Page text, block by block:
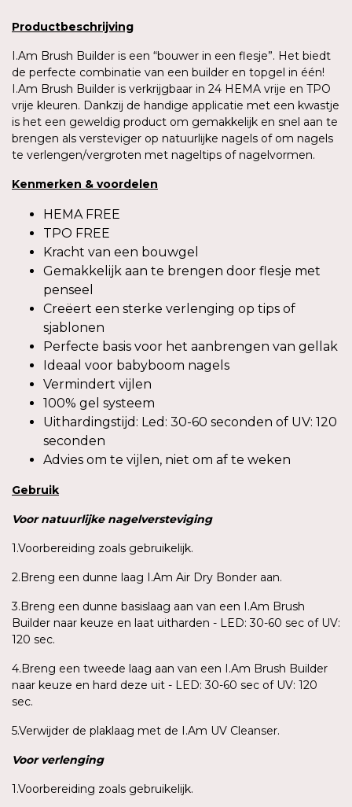
Productbeschrijving
I.Am Brush Builder is een “bouwer in een flesje”. Het biedt
de perfecte combinatie van een builder en topgel in één!
I.Am Brush Builder is verkrijgbaar in 24 HEMA vrije en TPO
vrije kleuren. Dankzij de handige applicatie met een kwastje
is het een geweldig product om gemakkelijk en snel aan te
brengen als versteviger op natuurlijke nagels of om nagels
te verlengen/vergroten met nageltips of nagelvormen.
Kenmerken & voordelen
HEMA FREE
TPO FREE
Kracht van een bouwgel
Gemakkelijk aan te brengen door flesje met
penseel
Creëert een sterke verlenging op tips of
sjablonen
Perfecte basis voor het aanbrengen van gellak
Ideaal voor babyboom nagels
Vermindert vijlen
100% gel systeem
Uithardingstijd: Led: 30-60 seconden of UV: 120
seconden
Advies om te vijlen, niet om af te weken
Gebruik
Voor natuurlijke nagelversteviging
1.Voorbereiding zoals gebruikelijk.
2.Breng een dunne laag I.Am Air Dry Bonder aan.
3.Breng een dunne basislaag aan van een I.Am Brush
Builder naar keuze en laat uitharden - LED: 30-60 sec of UV:
120 sec.
4.Breng een tweede laag aan van een I.Am Brush Builder
naar keuze en hard deze uit - LED: 30-60 sec of UV: 120
sec.
5.Verwijder de plaklaag met de I.Am UV Cleanser.
Voor verlenging
1.Voorbereiding zoals gebruikelijk.